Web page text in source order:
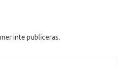
inte publiceras.